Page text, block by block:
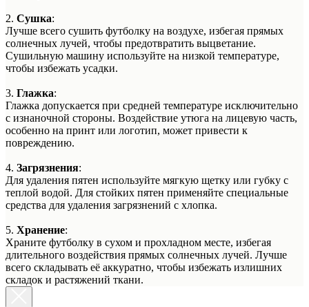
2. Сушка:
Лучше всего сушить футболку на воздухе, избегая прямых
солнечных лучей, чтобы предотвратить выцветание.
Сушильную машину используйте на низкой температуре,
чтобы избежать усадки.
3. Глажка:
Глажка допускается при средней температуре исключительно
с изнаночной стороны. Воздействие утюга на лицевую часть,
особенно на принт или логотип, может привести к
повреждению.
4. Загрязнения:
Для удаления пятен используйте мягкую щетку или губку с
теплой водой. Для стойких пятен применяйте специальные
средства для удаления загрязнений с хлопка.
5. Хранение:
Храните футболку в сухом и прохладном месте, избегая
длительного воздействия прямых солнечных лучей. Лучше
всего складывать её аккуратно, чтобы избежать излишних
складок и растяжений ткани.